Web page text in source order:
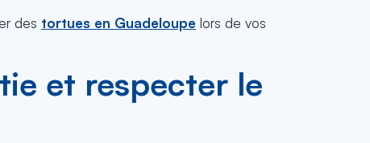
des tortues en Guadeloupe lors de vos
et respecter le